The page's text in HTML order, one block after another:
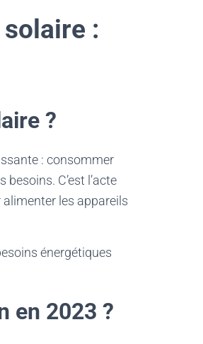
:
?
: consommer
C’est l’acte
alimenter les appareils
énergétiques
en 2023 ?